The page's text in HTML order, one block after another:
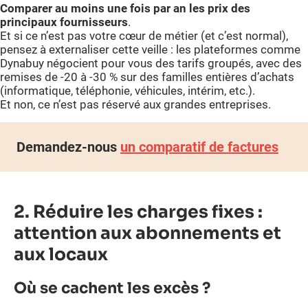
Comparer au moins une fois par an les prix des
principaux fournisseurs.
Et si ce n’est pas votre cœur de métier (et c’est normal),
pensez à externaliser cette veille : les plateformes comme
Dynabuy négocient pour vous des tarifs groupés, avec des
remises de -20 à -30 % sur des familles entières d’achats
(informatique, téléphonie, véhicules, intérim, etc.).
Et non, ce n’est pas réservé aux grandes entreprises.
Demandez-nous un comparatif de factures
2. Réduire les charges fixes :
attention aux abonnements et
aux locaux
Où se cachent les excès ?